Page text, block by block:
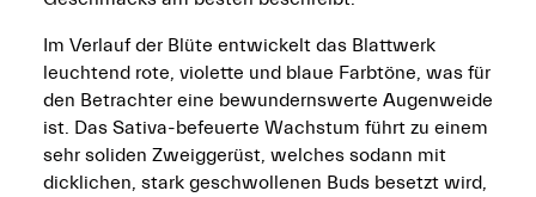
Im Verlauf der Blüte entwickelt das Blattwerk
leuchtend rote, violette und blaue Farbtöne, was für
den Betrachter eine bewundernswerte Augenweide
ist. Das Sativa-befeuerte Wachstum führt zu einem
sehr soliden Zweiggerüst, welches sodann mit
dicklichen, stark geschwollenen Buds besetzt wird,